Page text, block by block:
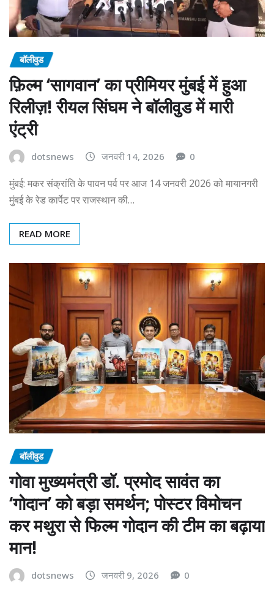
बॉलीवुड
फ़िल्म ‘सागवान’ का प्रीमियर मुंबई में हुआ
रिलीज़! रीयल सिंघम ने बॉलीवुड में मारी
एंट्री
dotsnews जनवरी 14, 2026 0
मुंबई: मकर संक्रांति के पावन पर्व पर आज 14 जनवरी 2026 को मायानगरी
मुंबई के रेड कार्पेट पर राजस्थान की…
READ MORE
बॉलीवुड
गोवा मुख्यमंत्री डॉ. प्रमोद सावंत का
‘गोदान’ को बड़ा समर्थन; पोस्टर विमोचन
कर मथुरा से फिल्म गोदान की टीम का बढ़ाया
मान!
dotsnews जनवरी 9, 2026 0